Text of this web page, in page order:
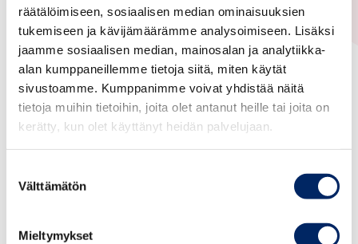
räätälöimiseen, sosiaalisen median ominaisuuksien
tukemiseen ja kävijämäärämme analysoimiseen. Lisäksi
jaamme sosiaalisen median, mainosalan ja analytiikka-
alan kumppaneillemme tietoja siitä, miten käytät
sivustoamme. Kumppanimme voivat yhdistää näitä
tietoja muihin tietoihin, joita olet antanut heille tai joita on
kerätty, kun olet käyttänyt heidän palvelujaan.
valinta
Välttämätön
Mieltymykset
20.08.2026
Suomi-Hongkong
kauppayhdistyksen
pääkonsulitilaisuus 20.8.